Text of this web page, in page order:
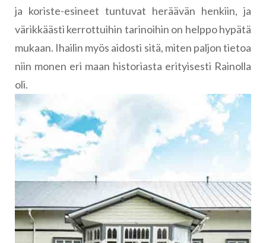
ja koriste-esineet tuntuvat heräävän henkiin, ja
värikkäästi kerrottuihin tarinoihin on helppo hypätä
mukaan. Ihailin myös aidosti sitä, miten paljon tietoa
niin monen eri maan historiasta erityisesti Rainolla
oli.